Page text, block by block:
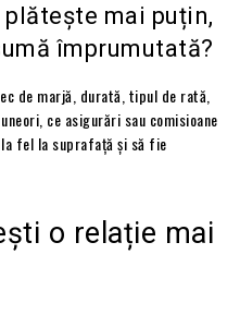
mai puțin,
împrumutată?
de marjă, durată, tipul de rată,
ce asigurări sau comisioane
fel la suprafață și să fie
o relație mai